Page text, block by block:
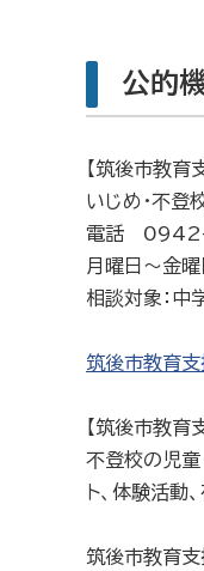
公的
【筑後市教育
いじめ・不登
電話
月曜日〜金
相談対象：中
筑後市教育支
【筑後市教育
不登校の児童
ト、体験活動
筑後市教育支